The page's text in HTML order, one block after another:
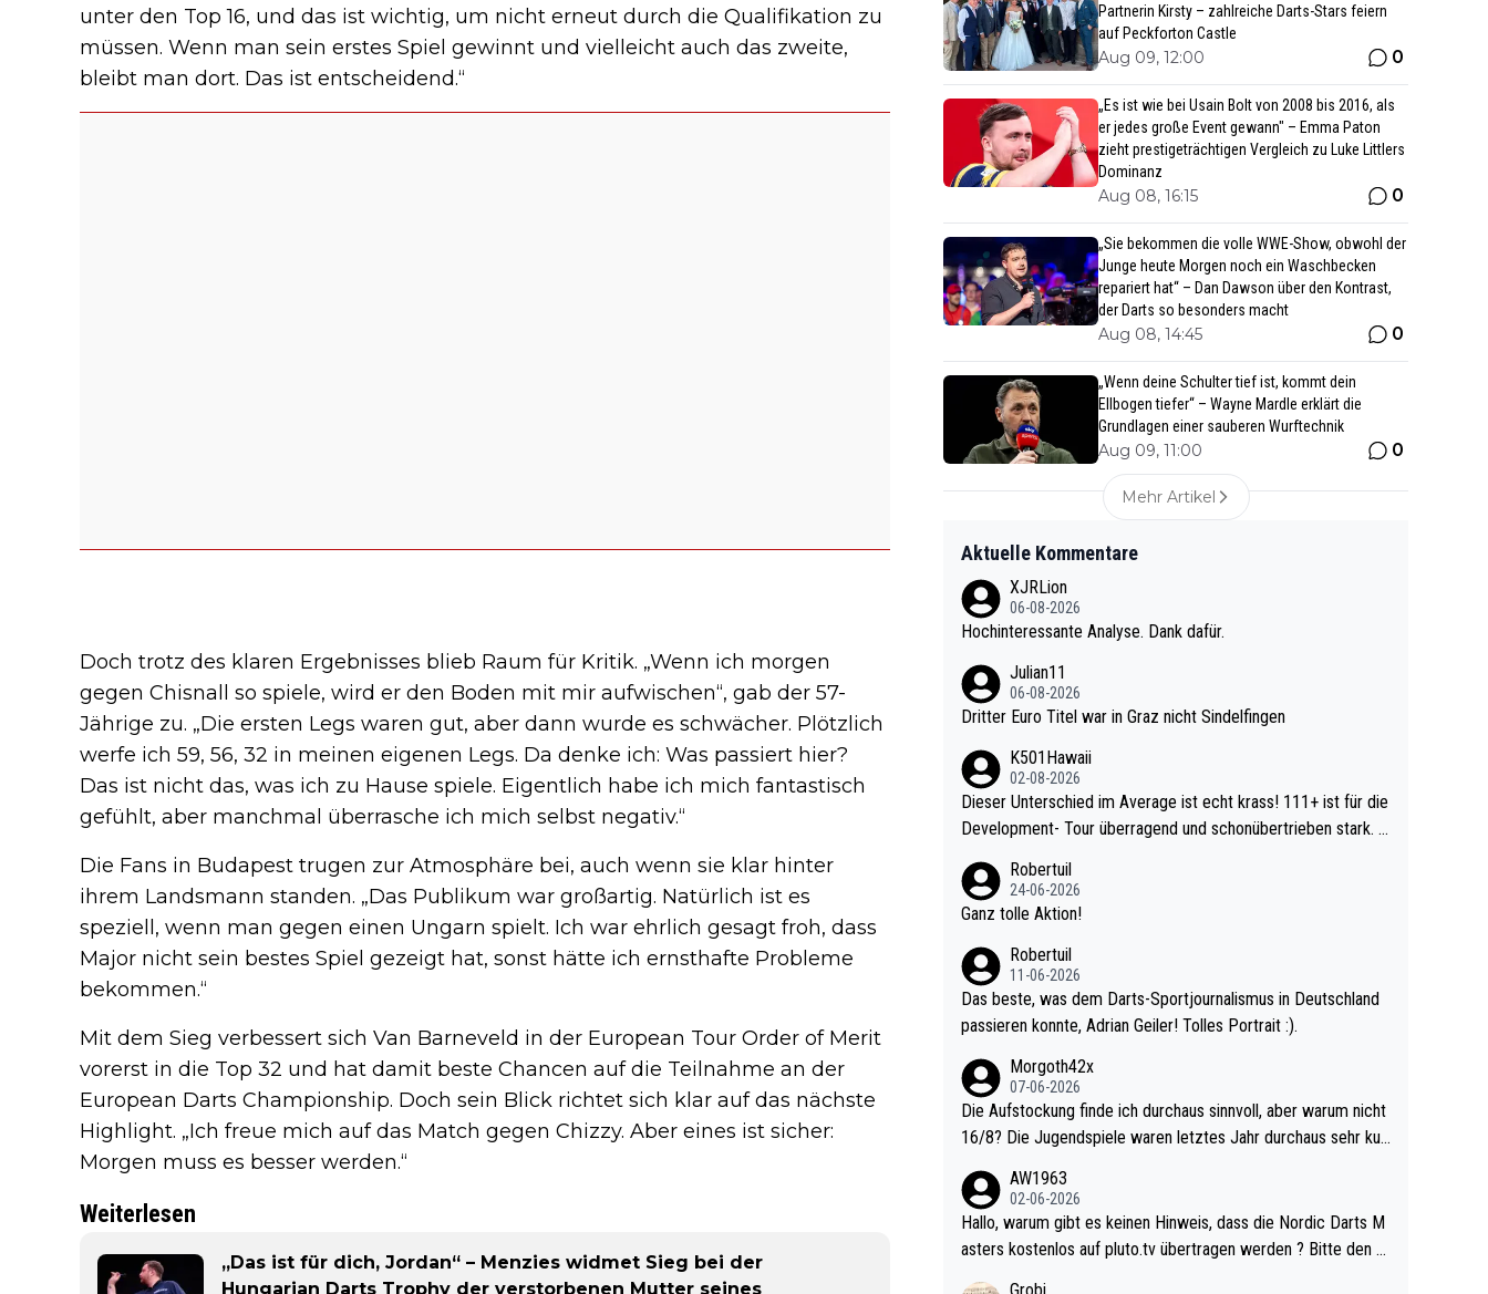
unter den Top 16, und das ist wichtig, um nicht erneut durch die Qualifikation zu
müssen. Wenn man sein erstes Spiel gewinnt und vielleicht auch das zweite,
bleibt man dort. Das ist entscheidend.“
Doch trotz des klaren Ergebnisses blieb Raum für Kritik. „Wenn ich morgen
gegen Chisnall so spiele, wird er den Boden mit mir aufwischen“, gab der 57-
Jährige zu. „Die ersten Legs waren gut, aber dann wurde es schwächer. Plötzlich
werfe ich 59, 56, 32 in meinen eigenen Legs. Da denke ich: Was passiert hier?
Das ist nicht das, was ich zu Hause spiele. Eigentlich habe ich mich fantastisch
gefühlt, aber manchmal überrasche ich mich selbst negativ.“
Die Fans in Budapest trugen zur Atmosphäre bei, auch wenn sie klar hinter
ihrem Landsmann standen. „Das Publikum war großartig. Natürlich ist es
speziell, wenn man gegen einen Ungarn spielt. Ich war ehrlich gesagt froh, dass
Major nicht sein bestes Spiel gezeigt hat, sonst hätte ich ernsthafte Probleme
bekommen.“
Mit dem Sieg verbessert sich Van Barneveld in der European Tour Order of Merit
vorerst in die Top 32 und hat damit beste Chancen auf die Teilnahme an der
European Darts Championship. Doch sein Blick richtet sich klar auf das nächste
Highlight. „Ich freue mich auf das Match gegen Chizzy. Aber eines ist sicher:
Morgen muss es besser werden.“
Weiterlesen
„Das ist für dich, Jordan“ – Menzies widmet Sieg bei der
Hungarian Darts Trophy der verstorbenen Mutter seines
Partnerin Kirsty – zahlreiche Darts-Stars feiern
auf Peckforton Castle
Aug 09, 12:00 0
„Es ist wie bei Usain Bolt von 2008 bis 2016, als
er jedes große Event gewann" – Emma Paton
zieht prestigeträchtigen Vergleich zu Luke Littlers
Dominanz
Aug 08, 16:15 0
„Sie bekommen die volle WWE-Show, obwohl der
Junge heute Morgen noch ein Waschbecken
repariert hat“ – Dan Dawson über den Kontrast,
der Darts so besonders macht
Aug 08, 14:45 0
„Wenn deine Schulter tief ist, kommt dein
Ellbogen tiefer“ – Wayne Mardle erklärt die
Grundlagen einer sauberen Wurftechnik
Aug 09, 11:00 0
Mehr Artikel
Aktuelle Kommentare
XJRLion
06-08-2026
Hochinteressante Analyse. Dank dafür.
Julian11
06-08-2026
Dritter Euro Titel war in Graz nicht Sindelfingen
K501Hawaii
02-08-2026
Dieser Unterschied im Average ist echt krass! 111+ ist für die
Development- Tour überragend und schonübertrieben stark. U
e mal 40+ erst recht. Da gewinnst keinen Blumentopf - ist ja n
och krasser wie ein Pokalspiel eines Kreisligisten vs einem Bu
Robertuil
24-06-2026
Ganz tolle Aktion!
Robertuil
11-06-2026
Das beste, was dem Darts-Sportjournalismus in Deutschland
passieren konnte, Adrian Geiler! Tolles Portrait :).
Morgoth42x
07-06-2026
Die Aufstockung finde ich durchaus sinnvoll, aber warum nicht
16/8? Die Jugendspiele waren letztes Jahr durchaus sehr kur
l. Allerdings ist Mitchell Lawrie als Nummer 1 der Welt eh quali
fiziert. Somit ändert die automatische Qualifikation des Weltm
eisters erstmal nichts. Ich denke sie wollen damit für nächste
AW1963
02-06-2026
Hallo, warum gibt es keinen Hinweis, dass die Nordic Darts M
asters kostenlos auf pluto.tv übertragen werden ? Bitte den A